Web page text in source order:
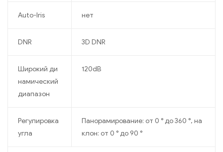
Auto-Iris нет
DNR 3D DNR
Широкий ди
намический
диапазон
120dB
Регулировка
угла
Панорамирование: от 0 ° до 360 °, на
клон: от 0 ° до 90 °